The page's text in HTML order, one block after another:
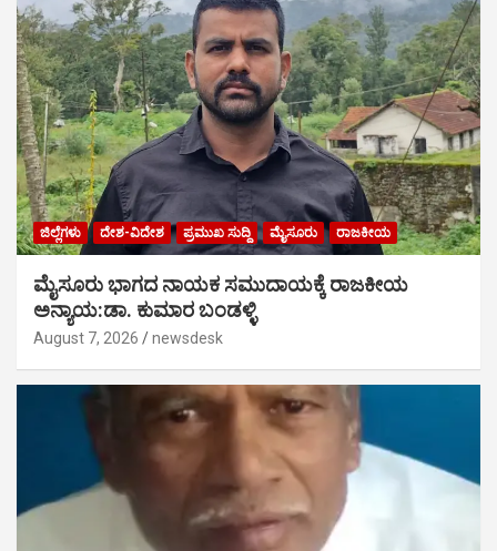
ಜಿಲ್ಲೆಗಳು ದೇಶ-ವಿದೇಶ ಪ್ರಮುಖ ಸುದ್ದಿ ಮೈಸೂರು ರಾಜಕೀಯ
ಮೈಸೂರು ಭಾಗದ ನಾಯಕ ಸಮುದಾಯಕ್ಕೆ ರಾಜಕೀಯ
ಅನ್ಯಾಯ:ಡಾ. ಕುಮಾರ ಬಂಡಳ್ಳಿ
August 7, 2026 newsdesk